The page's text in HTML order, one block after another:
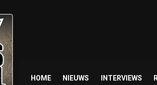
HOME NIEUWS INTERVIEWS